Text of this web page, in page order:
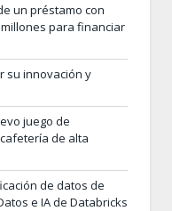
un préstamo con
para financiar
su innovación y
juego de
de alta
de datos de
e IA de Databricks